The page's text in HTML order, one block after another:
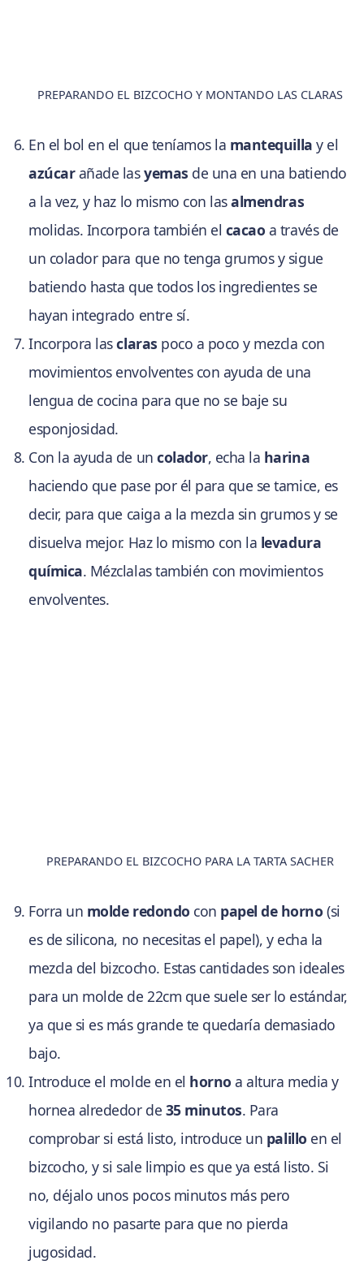
PREPARANDO EL BIZCOCHO Y MONTANDO LAS CLARAS
En el bol en el que teníamos la mantequilla y el
azúcarañade lasyemas de una en una batiendo
a la vez, y haz lo mismo con lasalmendras
molidas. Incorpora también el cacao a través de
un colador para que no tenga grumos y sigue
batiendo hasta que todos los ingredientes se
hayan integrado entre sí.
Incorpora lasclaras poco a poco y mezcla con
movimientos envolventes con ayuda de una
lengua de cocina para que no se baje su
esponjosidad.
Con la ayuda de uncolador, echa la harina
haciendo que pase por él para que se tamice, es
decir, para que caiga a la mezcla sin grumos y se
disuelva mejor. Haz lo mismo con la levadura
química. Mézclalas también con movimientos
envolventes.
PREPARANDO EL BIZCOCHO PARA LA TARTA SACHER
Forra un molde redondo con papel de horno (si
es de silicona, no necesitas el papel), y echa la
mezcla del bizcocho. Estas cantidades son ideales
para un molde de 22cm que suele ser lo estándar,
ya que si es más grande te quedaría demasiado
bajo.
Introduce el molde en el horno a altura media y
hornea alrededor de 35 minutos. Para
comprobar si está listo, introduce un palillo en el
bizcocho, y si sale limpio es que ya está listo. Si
no, déjalo unos pocos minutos más pero
vigilando no pasarte para que no pierda
jugosidad.